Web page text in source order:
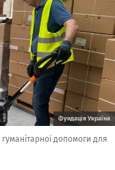
Фундація Україна
допомоги для